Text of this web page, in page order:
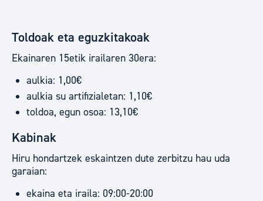
Toldoak eta eguzkitakoak
Ekainaren 15etik irailaren 30era:
aulkia: 1,00€
aulkia su artifizialetan: 1,10€
toldoa, egun osoa: 13,10€
Kabinak
Hiru hondartzek eskaintzen dute zerbitzu hau uda
garaian:
ekaina eta iraila: 09:00-20:00